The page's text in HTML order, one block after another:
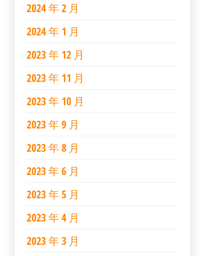
2024 年 2 月
2024 年 1 月
2023 年 12 月
2023 年 11 月
2023 年 10 月
2023 年 9 月
2023 年 8 月
2023 年 6 月
2023 年 5 月
2023 年 4 月
2023 年 3 月